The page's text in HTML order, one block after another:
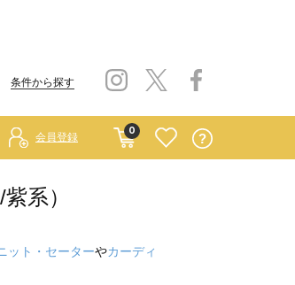
条件から探す
0
会員登録
系）
ット・セーターやカーディ